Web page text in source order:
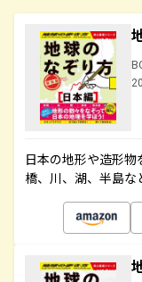
日本の地形や造形
橋、川、湖、半島な